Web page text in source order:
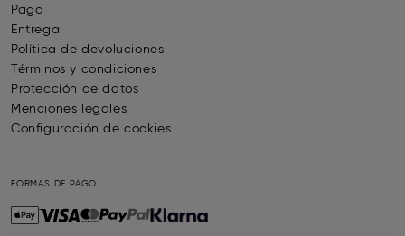
Pago
Entrega
Política de devoluciones
Términos y condiciones
Protección de datos
Menciones legales
Configuración de cookies
FORMAS DE PAGO